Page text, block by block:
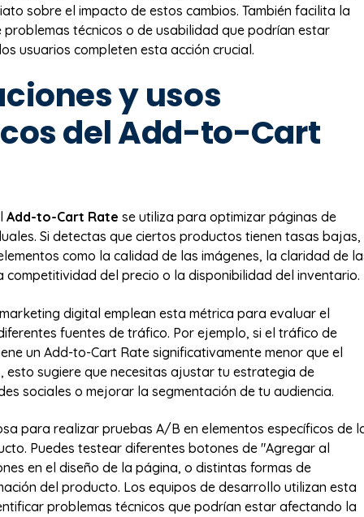
sobre el impacto de estos cambios. También facilita la
problemas técnicos o de usabilidad que podrían estar
usuarios completen esta acción crucial.
y usos
del Add-to-Cart
Add-to-Cart Rate se utiliza para optimizar páginas de
Si detectas que ciertos productos tienen tasas bajas,
como la calidad de las imágenes, la claridad de
competitividad del precio o la disponibilidad del inventario.
digital emplean esta métrica para evaluar el
fuentes de tráfico. Por ejemplo, si el tráfico de
un Add-to-Cart Rate significativamente menor que el
esto sugiere que necesitas ajustar tu estrategia de
sociales o mejorar la segmentación de tu audiencia.
para realizar pruebas A/B en elementos específicos de
Puedes testear diferentes botones de "Agregar al
en el diseño de la página, o distintas formas de
del producto. Los equipos de desarrollo utilizan esta
problemas técnicos que podrían estar afectando la